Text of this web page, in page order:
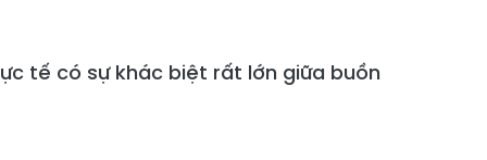
tế có sự khác biệt rất lớn giữa buồn